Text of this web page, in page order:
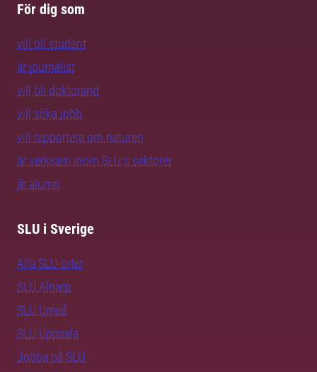
För dig som
vill bli student
är journalist
vill bli doktorand
vill söka jobb
vill rapportera om naturen
är verksam inom SLU:s sektorer
är alumn
SLU i Sverige
Alla SLU-orter
SLU Alnarp
SLU Umeå
SLU Uppsala
Jobba på SLU